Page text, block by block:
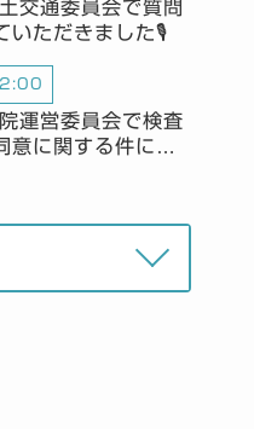
交通委員会で質問
いただきました🎙️
運営委員会で検査
意に関する件につ